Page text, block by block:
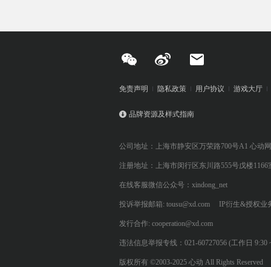
免责声明 隐私政策 用户协议 游戏大厅
品牌资源及样式指南
公司地址：上海市静安区万荣路700号A1 心动
注册地址：上海市闵行区东川路555号戊楼1166
在线客服微信公众号：xindong_net
投诉举报邮箱: tousu@xd.com IP衍生&授权业
发行合作: cooperation@xd.com
违法信息举报专线：021-60727056 (工作日 9:30
版权所有 ©2003-2025 心动 All Rights Reserved